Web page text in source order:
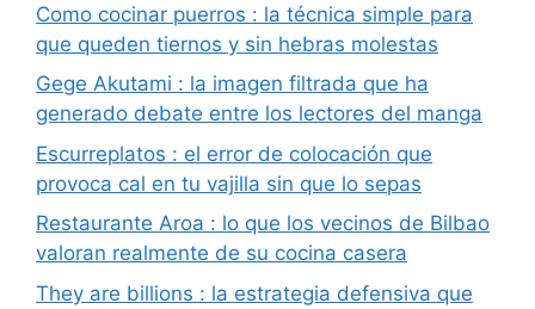
Como cocinar puerros : la técnica simple para
que queden tiernos y sin hebras molestas
Gege Akutami : la imagen filtrada que ha
generado debate entre los lectores del manga
Escurreplatos : el error de colocación que
provoca cal en tu vajilla sin que lo sepas
Restaurante Aroa : lo que los vecinos de Bilbao
valoran realmente de su cocina casera
They are billions : la estrategia defensiva que